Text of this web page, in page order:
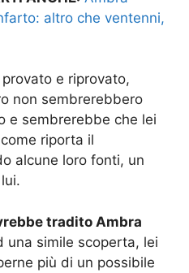
altro che ventenni,
e riprovato,
non sembrerebbero
e sembrerebbe che lei
riporta il
alcune loro fonti, un
tradito Ambra
una simile scoperta, lei
più di un possibile